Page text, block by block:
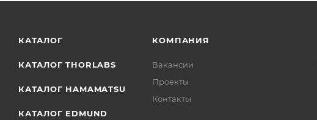
КАТАЛОГ
КАТАЛОГ THORLABS
КАТАЛОГ HAMAMATSU
КАТАЛОГ EDMUND
КОМПАНИЯ
Вакансии
Проекты
Контакты